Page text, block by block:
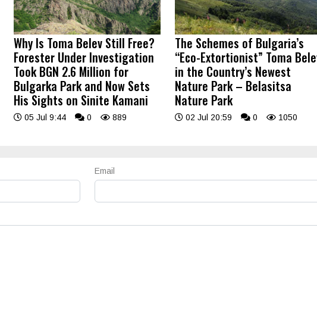
Why Is Toma Belev Still Free?
Forester Under Investigation
Took BGN 2.6 Million for
Bulgarka Park and Now Sets
His Sights on Sinite Kamani
05 Jul 9:44 0 889
The Schemes of Bulgaria’s
“Eco-Extortionist” Toma
in the Country’s Newest
Nature Park – Belasitsa
Nature Park
02 Jul 20:59 0 1050
Email